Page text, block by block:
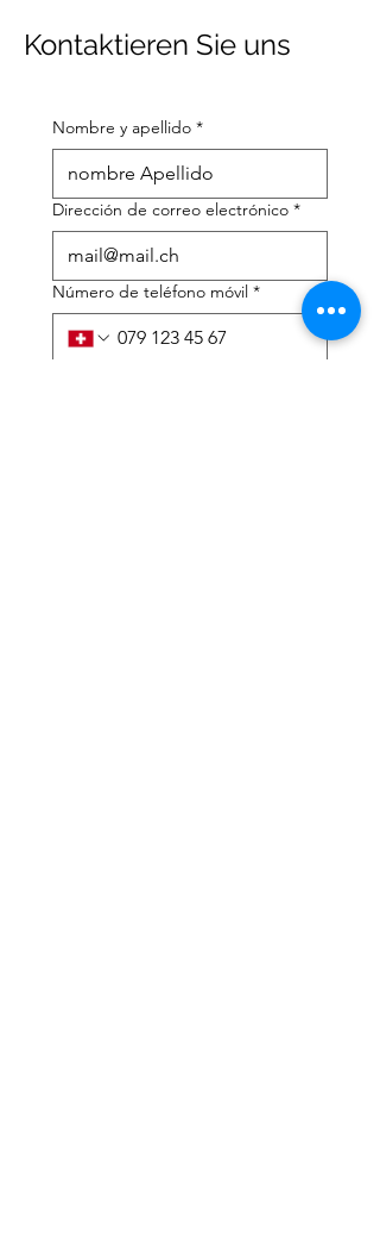
Kontaktieren Sie uns
Nombre y apellido *
Dirección de correo electrónico *
Número de teléfono móvil *